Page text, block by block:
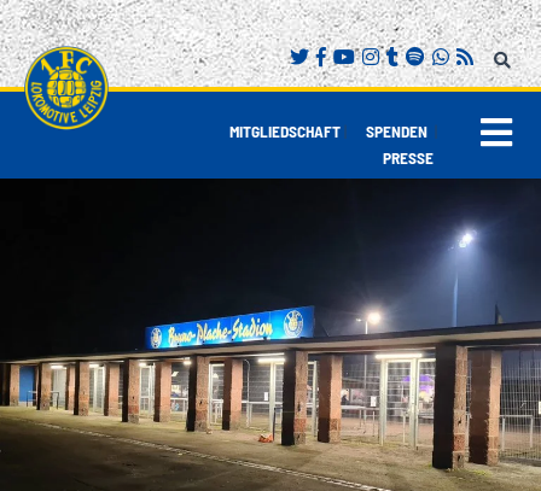
MITGLIEDSCHAFT| SPENDEN |
PRESSE